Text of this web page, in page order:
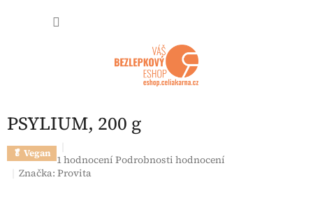
PSYLIUM, 200 g
🥬 Vegan Průměrné hodnocení produktu je 5,0 z 5 hvězdiček.
1 hodnocení Podrobnosti hodnocení
Značka:Provita